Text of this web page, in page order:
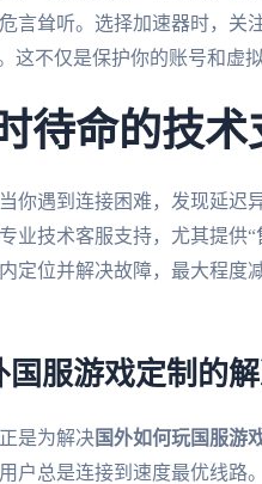
言耸听。选择加速器时，关
这不仅是保护你的账号和虚
待命的技术
你遇到连接困难，发现延迟
业技术客服支持，尤其提供
定位并解决故障，最大程度
服游戏定制的
正是为解决国外如何玩国服游
户总是连接到速度最优线路